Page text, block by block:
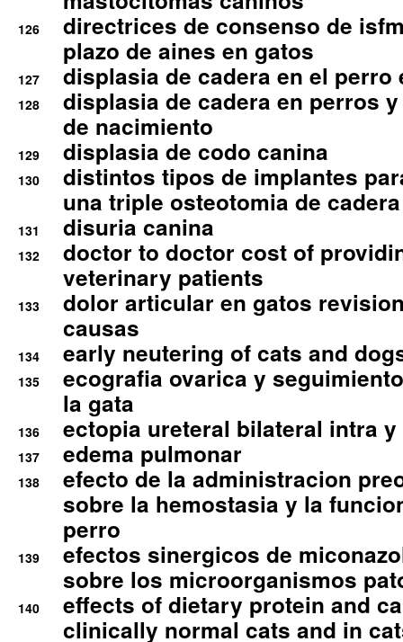
126
directrices de consenso de
plazo de aines en gatos
127 displasia de cadera en el perro
128
displasia de cadera en perros
de nacimiento
129 displasia de codo canina
130
distintos tipos de implantes
una triple osteotomia de cadera
131 disuria canina
132
doctor to doctor cost of
veterinary patients
133
dolor articular en gatos
causas
134 early neutering of cats and
135
ecografia ovarica y
la gata
136 ectopia ureteral bilateral intra
137 edema pulmonar
138
efecto de la administracion
sobre la hemostasia y la
perro
139
efectos sinergicos de
sobre los microorganismos
140
effects of dietary protein and
clinically normal cats and in